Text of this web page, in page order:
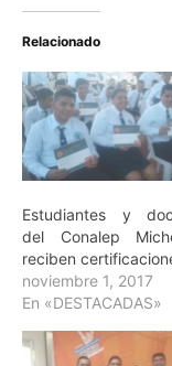
Relacionado
Estudiantes y
del Conalep
reciben
noviembre 1, 2017
En «DESTACADAS»